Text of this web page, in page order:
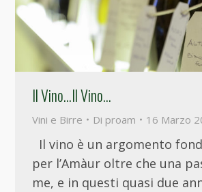
Il Vino…Il Vino…
Vini e Birre Di proam 16 Marzo
Il vino è un argomento
per l’Amàur oltre che una
me, e in questi quasi due